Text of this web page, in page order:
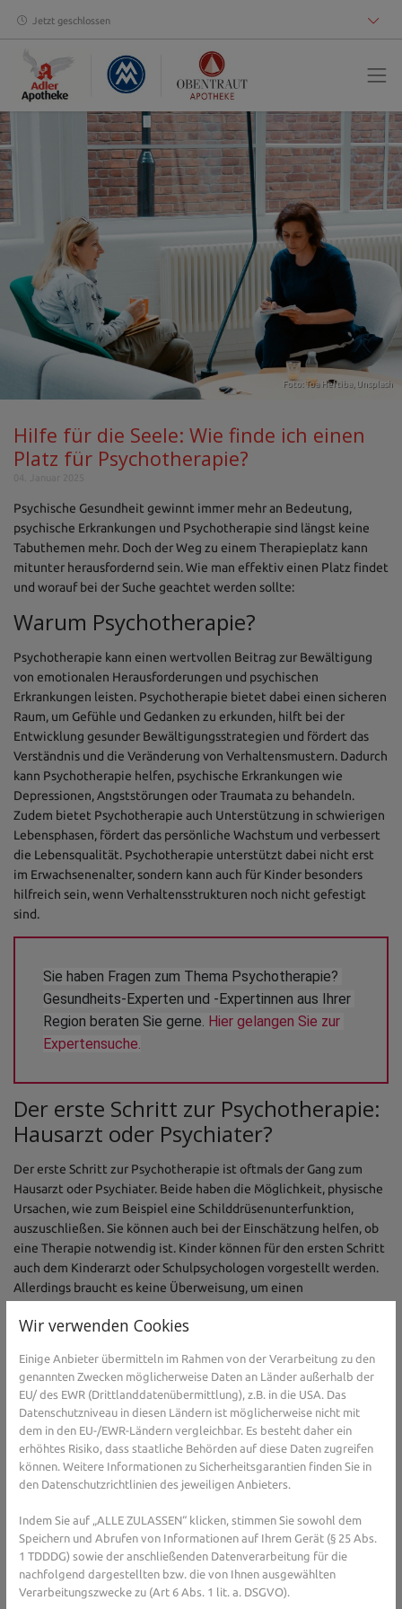
Jetzt geschlossen
Foto:Toa Heftiba, Unsplash
Hilfe für die Seele: Wie finde ich einen
Platz für Psychotherapie?
Psychische Gesundheit gewinnt immer mehr an Bedeutung,
psychische Erkrankungen und Psychotherapie sind längst keine
Tabuthemen mehr. Doch der Weg zu einem Therapieplatz kann
mitunter herausfordernd sein. Wie man effektiv einen Platz findet
und worauf bei der Suche geachtet werden sollte:
Warum Psychotherapie?
Psychotherapie kann einen wertvollen Beitrag zur Bewältigung
von emotionalen Herausforderungen und psychischen
Erkrankungen leisten. Psychotherapie bietet dabei einen sicheren
Raum, um Gefühle und Gedanken zu erkunden, hilft bei der
Entwicklung gesunder Bewältigungsstrategien und fördert das
Verständnis und die Veränderung von Verhaltensmustern. Dadurch
kann Psychotherapie helfen, psychische Erkrankungen wie
Depressionen, Angststörungen oder Traumata zu behandeln.
Zudem bietet Psychotherapie auch Unterstützung in schwierigen
Lebensphasen, fördert das persönliche Wachstum und verbessert
die Lebensqualität. Psychotherapie unterstützt dabei nicht erst
im Erwachsenenalter, sondern kann auch für Kinder besonders
hilfreich sein, wenn Verhaltensstrukturen noch nicht gefestigt
sind.
Sie haben Fragen zum Thema Psychotherapie?
Gesundheits-Experten und -Expertinnen aus Ihrer
Region beraten Sie gerne. Hier gelangen Sie zur
Expertensuche.
Der erste Schritt zur Psychotherapie:
Hausarzt oder Psychiater?
Der erste Schritt zur Psychotherapie ist oftmals der Gang zum
Hausarzt oder Psychiater. Beide haben die Möglichkeit, physische
Ursachen, wie zum Beispiel eine Schilddrüsenunterfunktion,
auszuschließen. Sie können auch bei der Einschätzung helfen, ob
eine Therapie notwendig ist. Kinder können für den ersten Schritt
auch dem Kinderarzt oder Schulpsychologen vorgestellt werden.
Allerdings braucht es keine Überweisung, um einen
in einer Praxis, Beratungsstelle oder Krankenhaus-Ambulanz
Offene Fragen klären: das
Erstgespräch
Die Suche nach einem Therapieplatz beginnt mit einem
Erstgespräch, der psychotherapeutischen Sprechstunde. Diese
müssen alle Praxen anbieten, auch wenn dort momentan keine
gehen möchten. Im Erstgespräch klärt der Psychotherapeut, ob
eine psychische Erkrankung vorliegt und welches Hilfsangebot das
passende ist.
Die Suche nach einem passenden
Wir verwenden Cookies
Einige Anbieter übermitteln im Rahmen von der Verarbeitung zu den
genannten Zwecken möglicherweise Daten an Länder außerhalb der
EU/ des EWR (Drittlanddatenübermittlung), z.B. in die USA. Das
Datenschutzniveau in diesen Ländern ist möglicherweise nicht mit
dem in den EU-/EWR-Ländern vergleichbar. Es besteht daher ein
erhöhtes Risiko, dass staatliche Behörden auf diese Daten zugreifen
können. Weitere Informationen zu Sicherheitsgarantien finden Sie in
den Datenschutzrichtlinien des jeweiligen Anbieters.
Indem Sie auf „ALLE ZULASSEN“ klicken, stimmen Sie sowohl dem
Speichern und Abrufen von Informationen auf Ihrem Gerät (§ 25 Abs.
1 TDDDG) sowie der anschließenden Datenverarbeitung für die
nachfolgend dargestellten bzw. die von Ihnen ausgewählten
Verarbeitungszwecke zu (Art 6 Abs. 1 lit. a. DSGVO).